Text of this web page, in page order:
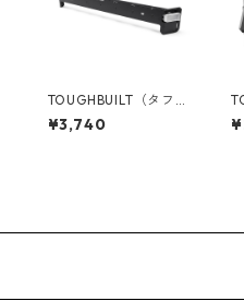
TOUGHBUILT（タフビ
ルト）STACK TECH(ス
タックテック) フロン
¥3,740